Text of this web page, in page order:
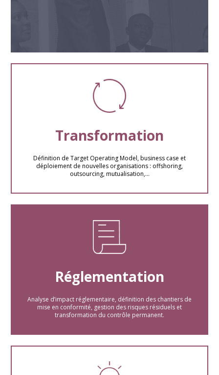
Transformation
Définition de Target Operating Model, business case et
déploiement de nouvelles organisations : offshoring,
outsourcing, mutualisation,…
Réglementation
Analyse d’impact réglementaire, définition des chantiers de
mise en conformité, gestion des risques résiduels et
transformation du contrôle permanent.